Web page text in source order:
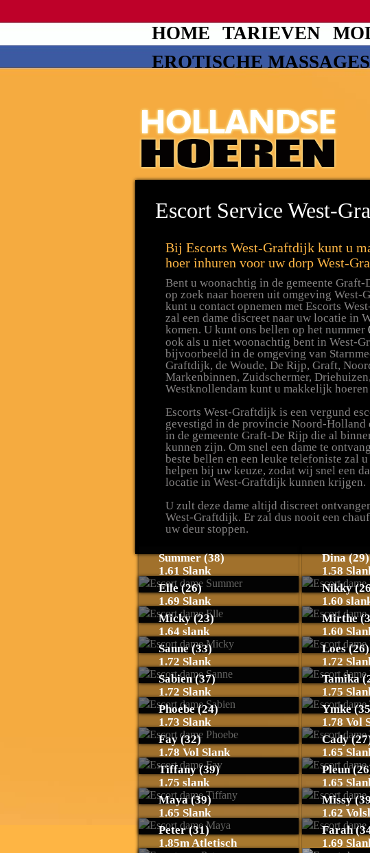
HOME TARIEVEN
EROTISCHE MASSAGES
Escort Service West-
Bij Escorts West-Graftdijk kunt u
hoer inhuren voor uw dorp West-
Bent u woonachtig in de gemeente Graft-
op zoek naar hoeren uit omgeving West-
kunt u contact opnemen met Escorts
zal een dame discreet naar uw locatie in
komen. U kunt ons bellen op het nummer
ook als u niet woonachtig bent in West-
bijvoorbeeld in de omgeving van
Graftdijk, de Woude, De Rijp, Graft,
Markenbinnen, Zuidschermer, Driehuizen,
Westknollendam kunt u makkelijk
Escorts West-Graftdijk is een vergund
gevestigd in de provincie Noord-Holland
in de gemeente Graft-De Rijp die al
kunnen zijn. Om snel een dame te
beste bellen en een leuke telefoniste zal
helpen bij uw keuze, zodat wij snel een
locatie in West-Graftdijk kunnen krijgen.
U zult deze dame altijd discreet
West-Graftdijk. Er zal dus nooit een
uw deur stoppen.
Summer (38)
1.61 Slank
Dina (29)
1.58
Elle (26)
1.69 Slank
Nikky
1.60
Micky (23)
1.64 slank
Mirthe
1.60
Sanne (33)
1.72 Slank
Loes (26)
1.72
Sabien (37)
1.72 Slank
Tamika
1.75
Phoebe (24)
1.73 Slank
Ymke
1.78 Vol
Fay (32)
1.78 Vol Slank
Cady
1.65
Tiffany (39)
1.75 slank
Pleun
1.65
Maya (39)
1.65 Slank
Missy
1.62
Peter (31)
1.85m Atletisch
Farah
1.69